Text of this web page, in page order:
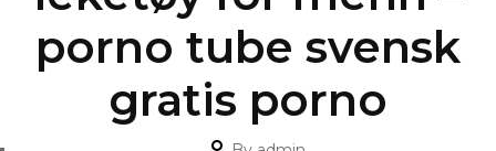
porno tube svensk
gratis porno